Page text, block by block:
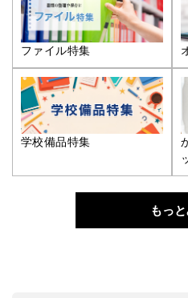
ファイル特集
学校備品特集
もっ